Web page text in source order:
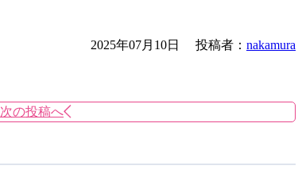
2025年07月10日 投稿者： nakamura
次の投稿へ